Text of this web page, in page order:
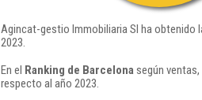
Agincat-gestio Immobiliaria Sl ha obtenido
2023.
En el Ranking de Barcelona según
respecto al año 2023.